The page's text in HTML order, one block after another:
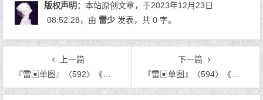
版权声明：本站原创文章，于2023年12月23日
08:52:28，由 雷少 发表，共 0 字。
上一篇
『雷▣单图』〈592〉《笑傲江湖》
下一篇
『雷▣单图』〈594〉《月阑珊》